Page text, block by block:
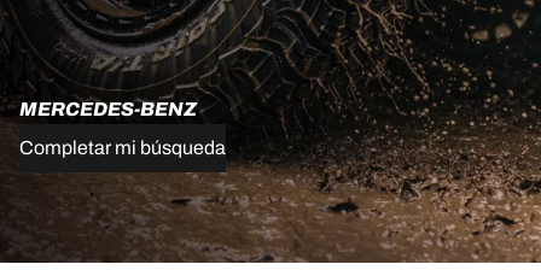
MERCEDES-BENZ
Completar mi búsqueda